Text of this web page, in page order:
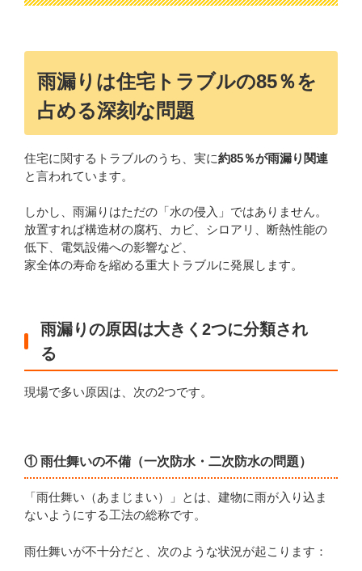
雨漏りは住宅トラブルの85％を
占める深刻な問題
住宅に関するトラブルのうち、実に約85％が雨漏り関連
と言われています。
しかし、雨漏りはただの「水の侵入」ではありません。
放置すれば構造材の腐朽、カビ、シロアリ、断熱性能の
低下、電気設備への影響など、
家全体の寿命を縮める重大トラブルに発展します。
雨漏りの原因は大きく2つに分類され
る
現場で多い原因は、次の2つです。
① 雨仕舞いの不備（一次防水・二次防水の問題）
「雨仕舞い（あまじまい）」とは、建物に雨が入り込ま
ないようにする工法の総称です。
雨仕舞いが不十分だと、次のような状況が起こります：